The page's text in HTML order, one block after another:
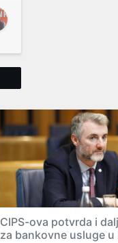
CIPS-ova potvrda i
za bankovne usluge u